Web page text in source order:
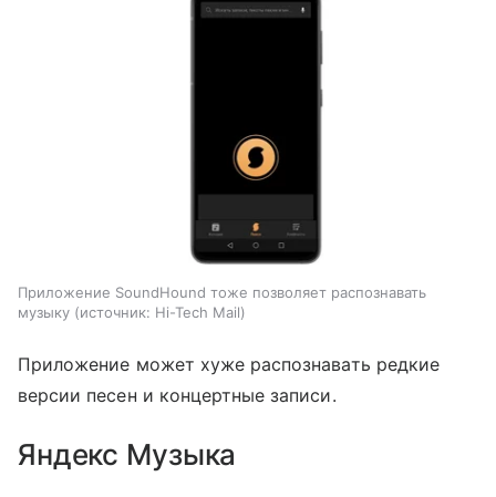
Приложение SoundHound тоже позволяет распознавать
музыку
источник: Hi-Tech Mail
Приложение может хуже распознавать редкие
версии песен и концертные записи.
Яндекс Музыка